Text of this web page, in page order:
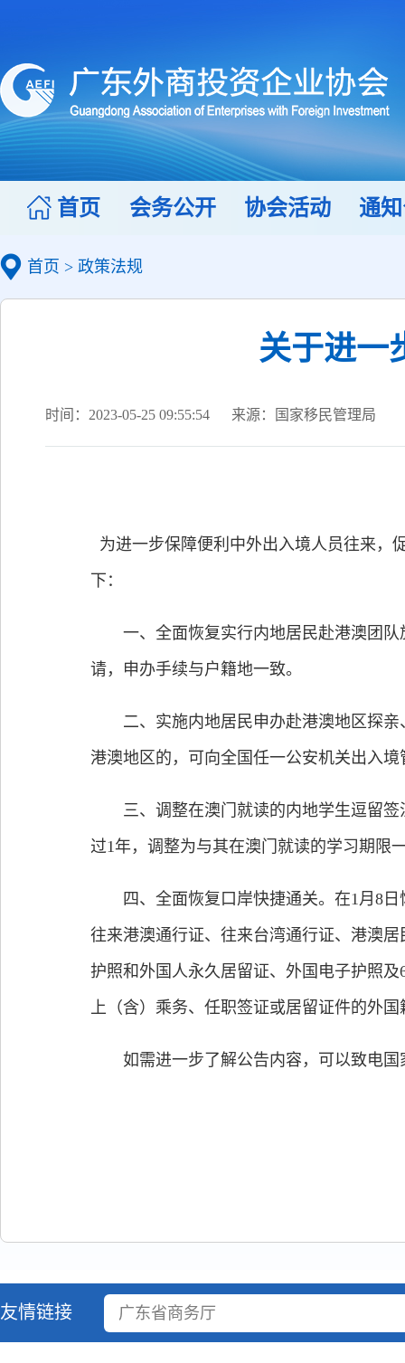
首页 会务公开 协会活动 通
首页 > 政策法规
关于进一
时间：2023-05-25 09:55:54 来源：国家移民管理局
为进一步保障便利中外出入境人员往来，
下：
一、全面恢复实行内地居民赴港澳团队
请，申办手续与户籍地一致。
二、实施内地居民申办赴港澳地区探亲
港澳地区的，可向全国任一公安机关出入
三、调整在澳门就读的内地学生逗留签
过1年，调整为与其在澳门就读的学习期限
四、全面恢复口岸快捷通关。在1月8日
往来港澳通行证、往来台湾通行证、港澳
护照和外国人永久居留证、外国电子护照
上（含）乘务、任职签证或居留证件的外
如需进一步了解公告内容，可以致电国
友情链接 广东省商务厅